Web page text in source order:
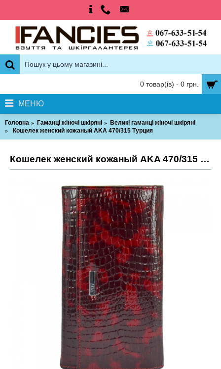
0 товар(ів) - 0 грн.
МЕНЮ
Головна Гаманці жіночі шкіряні
Великі гаманці жіночі шкіряні
Кошелек женский кожаный AKA 470/315 Турция
Кошелек женский кожаный AKA 470/315 Турция